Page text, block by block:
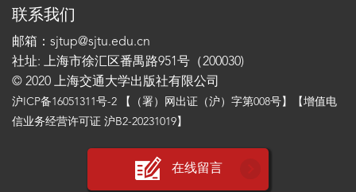
联系我们
邮箱：sjtup@sjtu.edu.cn
社址: 上海市徐汇区番禺路951号（200030)
© 2020 上海交通大学出版社有限公司
沪ICP备16051311号-2 【（署）网出证（沪）字第008号】【增值电
信业务经营许可证 沪B2-20231019】
在线留言